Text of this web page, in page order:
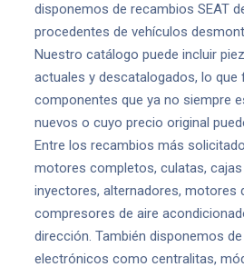
disponemos de recambios SEAT
procedentes de vehículos
Nuestro catálogo puede incluir
actuales y descatalogados, lo que
componentes que ya no siempre
nuevos o cuyo precio original
Entre los recambios más
motores completos, culatas,
inyectores, alternadores, motores
compresores de aire
dirección. También disponemos
electrónicos como centralitas,